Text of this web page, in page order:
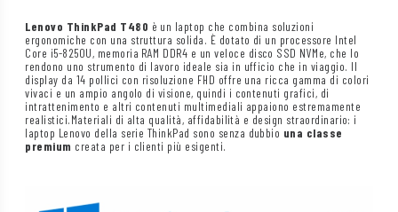
Lenovo ThinkPad T480 è un laptop che combina soluzioni
ergonomiche con una struttura solida. È dotato di un processore Intel
Core i5-8250U, memoria RAM DDR4 e un veloce disco SSD NVMe, che lo
rendono uno strumento di lavoro ideale sia in ufficio che in viaggio. Il
display da 14 pollici con risoluzione FHD offre una ricca gamma di colori
vivaci e un ampio angolo di visione, quindi i contenuti grafici, di
intrattenimento e altri contenuti multimediali appaiono estremamente
realistici.Materiali di alta qualità, affidabilità e design straordinario: i
laptop Lenovo della serie ThinkPad sono senza dubbio una classe
premium creata per i clienti più esigenti.